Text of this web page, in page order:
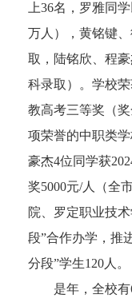
上36名，罗雅同
万人），黄铭键
取，陆铭欣、程
科录取）。学校
教高考三等奖（
项荣誉的中职类
豪杰4位同学获
奖5000元/人（全
院、罗定职业技
段”合作办学，推
分段”学生120人。
是年，全校有